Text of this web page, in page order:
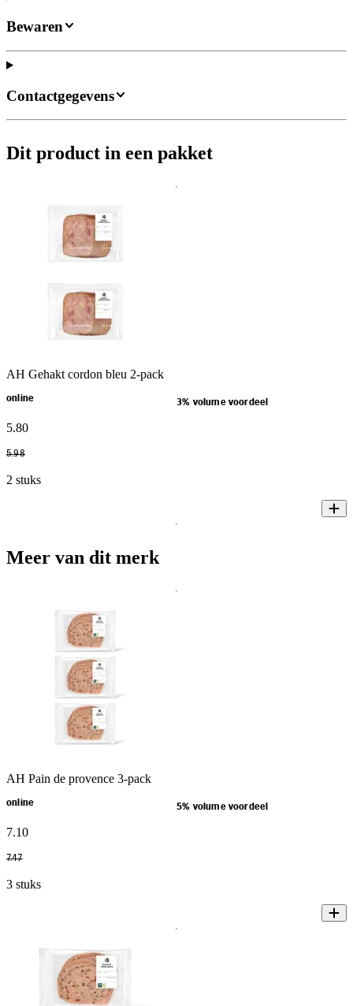
Bewaren
Contactgegevens
Dit product in een pakket
AH Gehakt cordon bleu 2-pack
online 3% volume voordeel
5.80
5.98
2 stuks
Meer van dit merk
AH Pain de provence 3-pack
online 5% volume voordeel
7.10
7.47
3 stuks